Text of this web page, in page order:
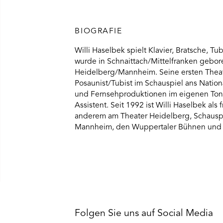
BIOGRAFIE
Willi Haselbek spielt Klavier, Bratsche,
wurde in Schnaittach/Mittelfranken
Heidelberg/Mannheim. Seine ersten
Posaunist/Tubist im Schauspiel ans
und Fernsehproduktionen im eigenen
Assistent. Seit 1992 ist Willi Haselbek
anderem am Theater Heidelberg,
Mannheim, den Wuppertaler Bühnen und
Folgen Sie uns auf Social Media